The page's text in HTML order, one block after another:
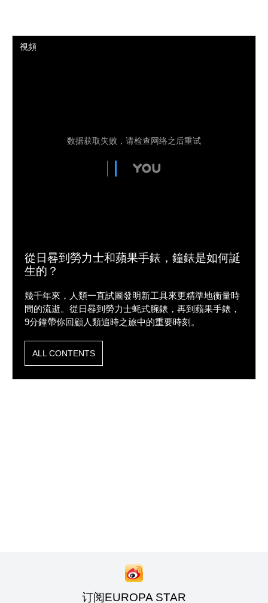
視頻
從日晷到勞力士和蘋果手錶，鐘錶是如何誕
生的？
幾千年來，人類一直試圖發明新工具來更精準地衡量時
間的流逝。從日晷到勞力士蚝式腕錶，再到蘋果手錶，
9分鐘帶你回顧人類追時之旅中的重要時刻。
ALL CONTENTS
订阅EUROPA STAR